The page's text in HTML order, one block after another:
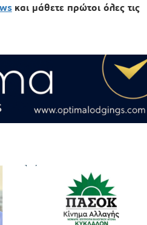
και μάθετε πρώτοι όλες τις